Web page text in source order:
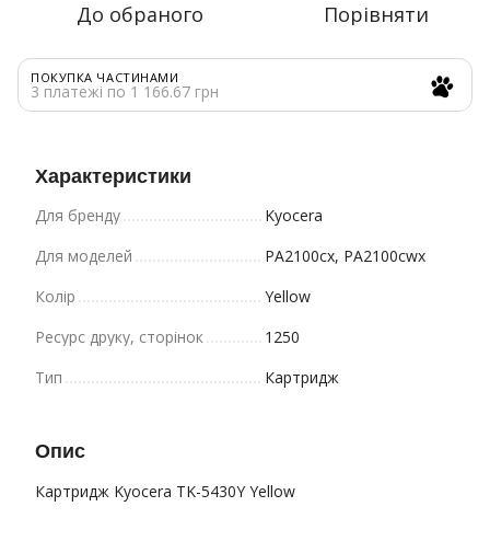
До обраного Порівняти
ПОКУПКА ЧАСТИНАМИ
3 платежі по 1 166.67 грн
Характеристики
Для бренду
Kyocera
Для моделей
PA2100cx, PA2100cwx
Колір
Yellow
Ресурс друку, сторінок
1250
Тип
Картридж
Опис
Картридж Kyocera TK-5430Y Yellow